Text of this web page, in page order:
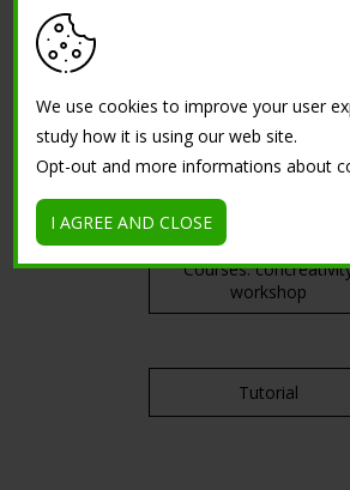
Détergents pour sols
autres
Courses:
workshop
Tutorial
We use cookies to improve your user
study how it is using our web site.
Opt-out and more informations about
I AGREE AND CLOSE